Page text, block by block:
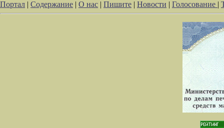
Портал | Содержание | О нас | Пишите | Новости | Голосование |